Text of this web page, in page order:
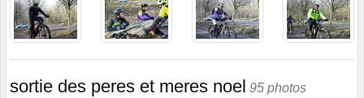
sortie des peres et meres noel 95 photos